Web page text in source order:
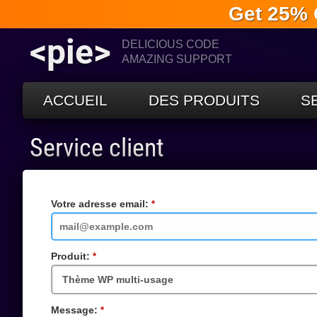
Get 25%
<pie>
DELICIOUS CODE
AMAZING SUPPORT
ACCUEIL DES PRODUITS
Service client
Votre adresse email:
requis
Produit:
requis
Message: